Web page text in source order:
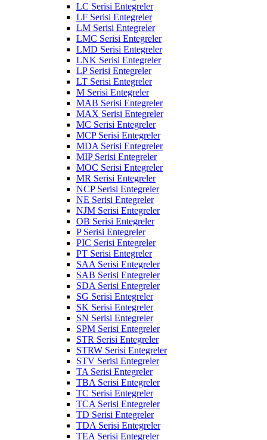
LC Serisi Entegreler
LF Serisi Entegreler
LM Serisi Entegreler
LMC Serisi Entegreler
LMD Serisi Entegreler
LNK Serisi Entegreler
LP Serisi Entegreler
LT Serisi Entegreler
M Serisi Entegreler
MAB Serisi Entegreler
MAX Serisi Entegreler
MC Serisi Entegreler
MCP Serisi Entegreler
MDA Serisi Entegreler
MIP Serisi Entegreler
MOC Serisi Entegreler
MR Serisi Entegreler
NCP Serisi Entegreler
NE Serisi Entegreler
NJM Serisi Entegreler
OB Serisi Entegreler
P Serisi Entegreler
PIC Serisi Entegreler
PT Serisi Entegreler
SAA Serisi Entegreler
SAB Serisi Entegreler
SDA Serisi Entegreler
SG Serisi Entegreler
SK Serisi Entegreler
SN Serisi Entegreler
SPM Serisi Entegreler
STR Serisi Entegreler
STRW Serisi Entegreler
STV Serisi Entegreler
TA Serisi Entegreler
TBA Serisi Entegreler
TC Serisi Entegreler
TCA Serisi Entegreler
TD Serisi Entegreler
TDA Serisi Entegreler
TEA Serisi Entegreler